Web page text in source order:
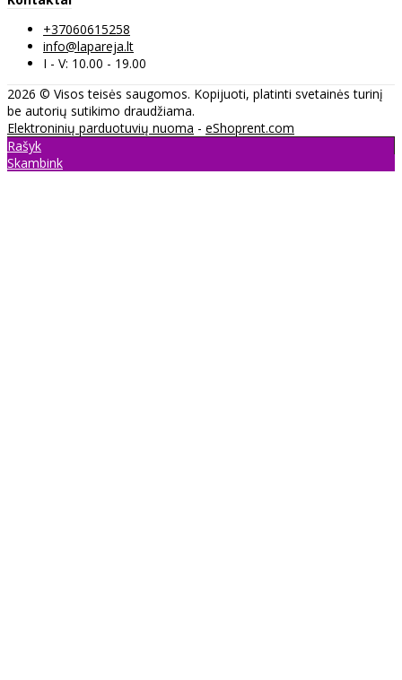
+37060615258
info@lapareja.lt
I - V: 10.00 - 19.00
2026 © Visos teisės saugomos. Kopijuoti, platinti svetainės turinį
be autorių sutikimo draudžiama.
Elektroninių parduotuvių nuoma - eShoprent.com
Rašyk
Skambink